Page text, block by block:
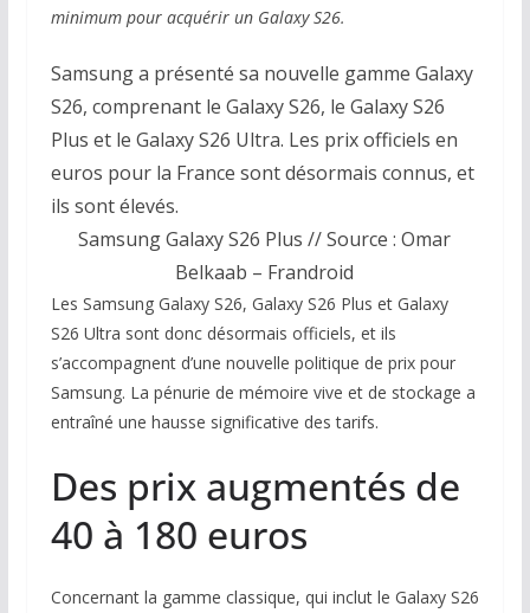
minimum pour acquérir un Galaxy S26.
Samsung a présenté sa nouvelle gamme Galaxy
S26, comprenant le Galaxy S26, le Galaxy S26
Plus et le Galaxy S26 Ultra. Les prix officiels en
euros pour la France sont désormais connus, et
ils sont élevés.
Samsung Galaxy S26 Plus // Source : Omar
Belkaab – Frandroid
Les Samsung Galaxy S26, Galaxy S26 Plus et Galaxy
S26 Ultra sont donc désormais officiels, et ils
s’accompagnent d’une nouvelle politique de prix pour
Samsung. La pénurie de mémoire vive et de stockage a
entraîné une hausse significative des tarifs.
Des prix augmentés de
40 à 180 euros
Concernant la gamme classique, qui inclut le Galaxy S26